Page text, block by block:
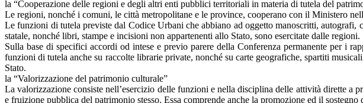
la “Cooperazione delle regioni e degli altri enti pubblici territoriali in materia di tutela del
Le regioni, nonché i comuni, le città metropolitane e le province, cooperano con il Ministero
Le funzioni di tutela previste dal Codice Urbani che abbiano ad oggetto manoscritti,
statale, nonché libri, stampe e incisioni non appartenenti allo Stato, sono esercitate dalle regioni.
Sulla base di specifici accordi od intese e previo parere della Conferenza permanente per i
funzioni di tutela anche su raccolte librarie private, nonché su carte geografiche, spartiti
Stato.
la “Valorizzazione del patrimonio culturale”
La valorizzazione consiste nell’esercizio delle funzioni e nella disciplina delle attività dirette
e fruizione pubblica del patrimonio stesso. Essa comprende anche la promozione ed il